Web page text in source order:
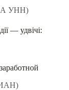
УНН)
— удвічі: